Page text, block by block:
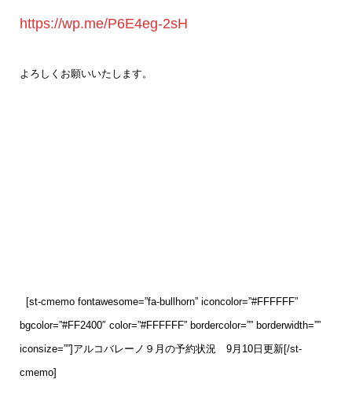
https://wp.me/P6E4eg-2sH
よろしくお願いいたします。
[st-cmemo fontawesome=”fa-bullhorn” iconcolor=”#FFFFFF”
bgcolor=”#FF2400″ color=”#FFFFFF” bordercolor=”” borderwidth=””
iconsize=””]アルコバレーノ９月の予約状況 9月10日 更新[/st-
cmemo]